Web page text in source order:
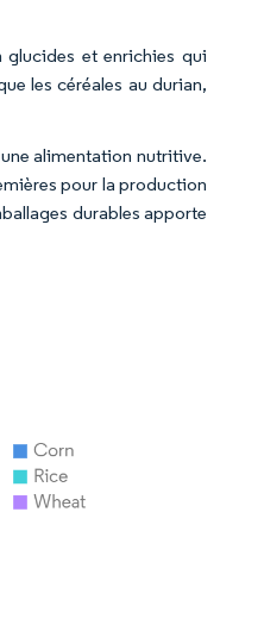
glucides et enrichies qui
les céréales au durian,
alimentation nutritive.
pour la production
durables apporte